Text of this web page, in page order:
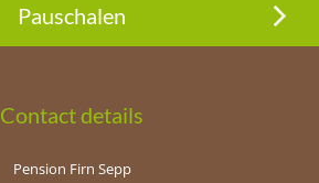
Pauschalen
Contact details
Pension Firn Sepp